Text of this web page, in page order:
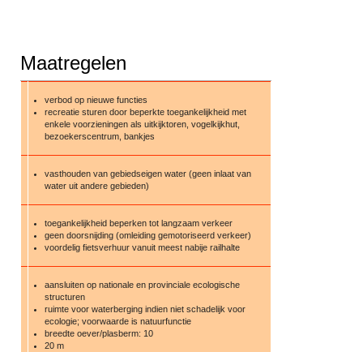
Maatregelen
verbod op nieuwe functies
recreatie sturen door beperkte toegankelijkheid met
enkele voorzieningen als uitkijktoren, vogelkijkhut,
bezoekerscentrum, bankjes
vasthouden van gebiedseigen water (geen inlaat van
water uit andere gebieden)
toegankelijkheid beperken tot langzaam verkeer
geen doorsnijding (omleiding gemotoriseerd verkeer)
voordelig fietsverhuur vanuit meest nabije railhalte
aansluiten op nationale en provinciale ecologische
structuren
ruimte voor waterberging indien niet schadelijk voor
ecologie; voorwaarde is natuurfunctie
breedte oever/plasberm: 10
20 m